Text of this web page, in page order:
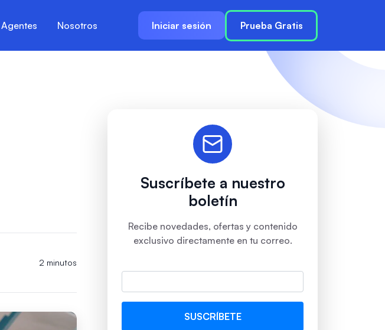
Agentes Nosotros Iniciar sesión Prueba Gratis
2 minutos
Suscríbete a nuestro
boletín
Recibe novedades, ofertas y contenido
exclusivo directamente en tu correo.